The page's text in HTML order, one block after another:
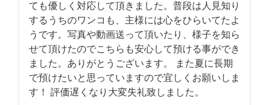
ても優しく対応して頂きました。普段は人見知り
するうちのワンコも、主様には心をひらいてたよ
うです。写真や動画送って頂いたり、様子を知ら
せて頂けたのでこちらも安心して預ける事ができ
ました。ありがとうございます。 また夏に長期
で預けたいと思っていますので宜しくお願いしま
す！ 評価遅くなり大変失礼致しました。